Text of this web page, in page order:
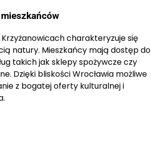
charakteryzuje się
natury. Mieszkańcy mają dostęp do
takich jak sklepy spożywcze czy
Dzięki bliskości Wrocławia możliwe
z bogatej oferty kulturalnej i